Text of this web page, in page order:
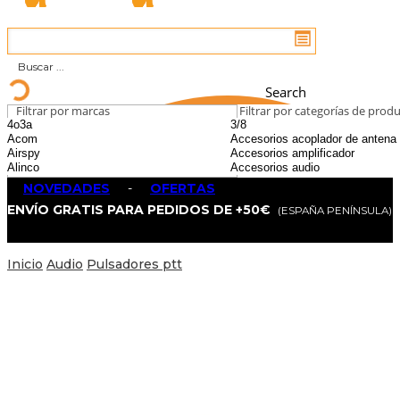
Search
Filtrar por marcas Filtrar por categorías de
NOVEDADES - OFERTAS
ENVÍO GRATIS PARA PEDIDOS DE +50€
(ESPAÑA PENÍNSULA)
Inicio Audio Pulsadores ptt